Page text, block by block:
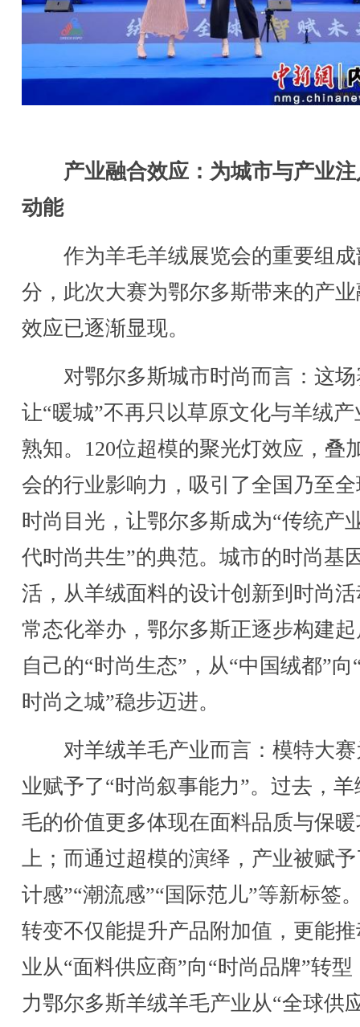
产业融合效应：为城市与产业
动能
作为羊毛羊绒展览会的重要组成
分，此次大赛为鄂尔多斯带来的产
效应已逐渐显现。
对鄂尔多斯城市时尚而言：这场
让“暖城”不再只以草原文化与羊绒产
熟知。120位超模的聚光灯效应，叠
会的行业影响力，吸引了全国乃至
时尚目光，让鄂尔多斯成为“传统产
代时尚共生”的典范。城市的时尚基
活，从羊绒面料的设计创新到时尚
常态化举办，鄂尔多斯正逐步构建
自己的“时尚生态”，从“中国绒都”向
时尚之城”稳步迈进。
对羊绒羊毛产业而言：模特大赛
业赋予了“时尚叙事能力”。过去，羊
毛的价值更多体现在面料品质与保
上；而通过超模的演绎，产业被赋予
计感”“潮流感”“国际范儿”等新标签
转变不仅能提升产品附加值，更能
业从“面料供应商”向“时尚品牌”转型
力鄂尔多斯羊绒羊毛产业从“全球供